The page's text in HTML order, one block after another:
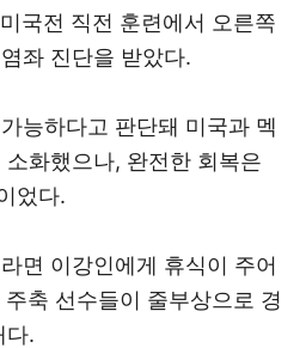
국전 직전 훈련에서 오른쪽
좌 진단을 받았다.
능하다고 판단돼 미국과 멕
화했으나, 완전한 회복은
었다.
면 이강인에게 휴식이 주어
축 선수들이 줄부상으로 경
다.